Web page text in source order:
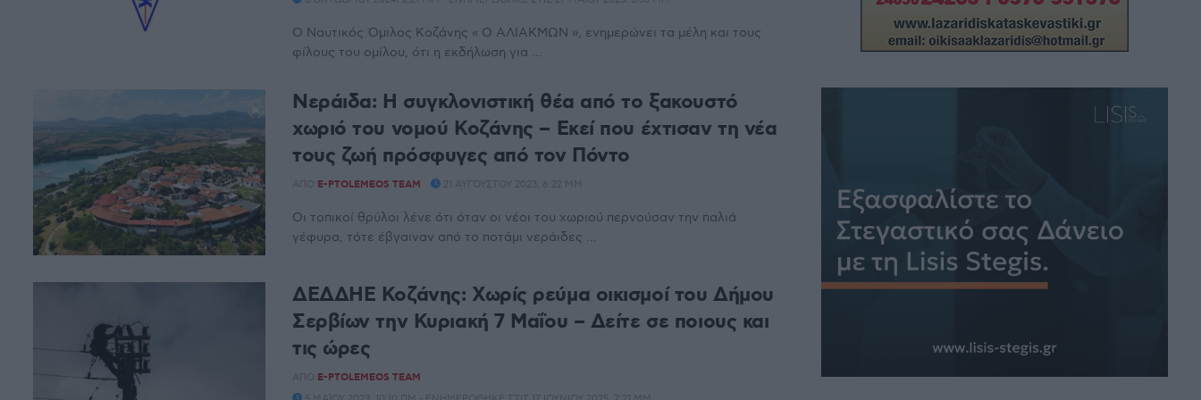
Ο Ναυτικός Όμιλος Κοζάνης « Ο ΑΛΙΑΚΜΩΝ », ενημερώνει τα μέλη και τους
φίλους του ομίλου, ότι η εκδήλωση για ...
Νεράιδα: Η συγκλονιστική θέα από το ξακουστό
χωριό του νομού Κοζάνης – Εκεί που έχτισαν τη νέα
τους ζωή πρόσφυγες από τον Πόντο
ΑΠΌ E-PTOLEMEOS TEAM 21 ΑΥΓΟΎΣΤΟΥ 2023, 6:22 ΜΜ
Οι τοπικοί θρύλοι λένε ότι όταν οι νέοι του χωριού περνούσαν την παλιά
γέφυρα, τότε έβγαιναν από το ποτάμι νεράιδες ...
ΔΕΔΔΗΕ Κοζάνης: Χωρίς ρεύμα οικισμοί του Δήμου
Σερβίων την Κυριακή 7 Μαΐου – Δείτε σε ποιους και
τις ώρες
ΑΠΌ E-PTOLEMEOS TEAM